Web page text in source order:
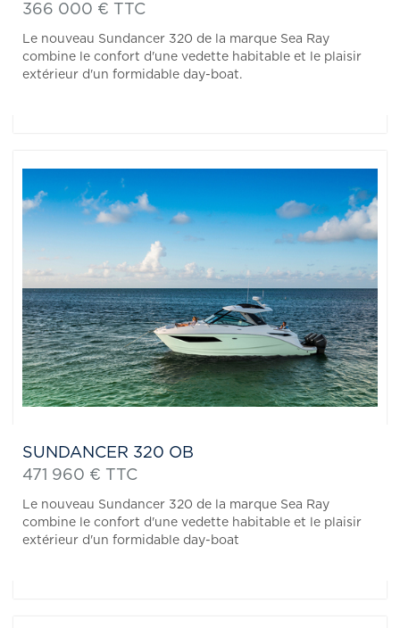
366 000 € TTC
Le nouveau Sundancer 320 de la marque Sea Ray
combine le confort d'une vedette habitable et le plaisir
extérieur d'un formidable day-boat.
SUNDANCER 320 OB
471 960 € TTC
Le nouveau Sundancer 320 de la marque Sea Ray
combine le confort d'une vedette habitable et le plaisir
extérieur d'un formidable day-boat